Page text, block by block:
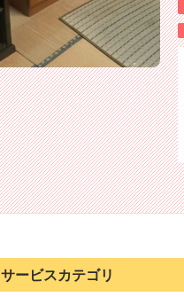
サービスカテゴリ